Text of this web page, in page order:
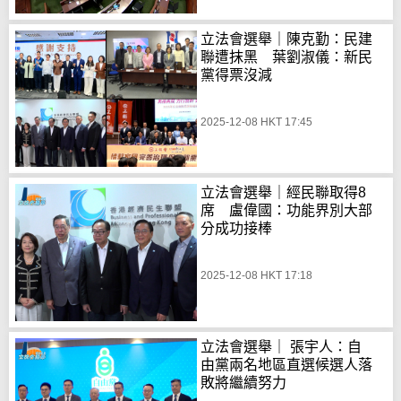
立法會選舉｜陳克勤：民建
聯遭抹黑 葉劉淑儀：新民
黨得票沒減
2025-12-08 HKT 17:45
立法會選舉｜經民聯取得8
席 盧偉國：功能界別大部
分成功接棒
2025-12-08 HKT 17:18
立法會選舉｜ 張宇人：自
由黨兩名地區直選候選人落
敗將繼續努力